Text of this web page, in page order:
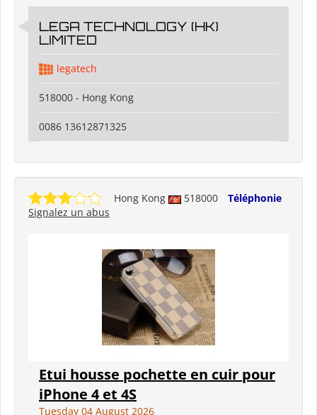
LEGA TECHNOLOGY (HK)
LIMITED
legatech
518000 - Hong Kong
0086 13612871325
Hong Kong 518000
Téléphonie
Signalez un abus
Etui housse pochette en cuir pour
iPhone 4 et 4S
Tuesday 04 August 2026